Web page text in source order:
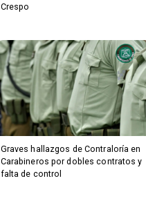
Crespo
Graves hallazgos de Contraloría en
Carabineros por dobles contratos y
falta de control